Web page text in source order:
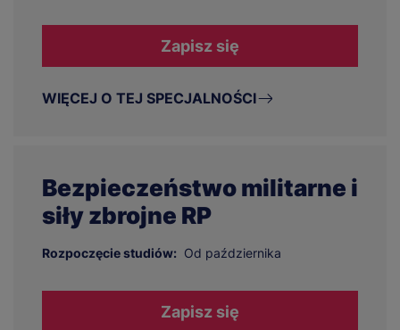
Zapisz się
WIĘCEJ O TEJ SPECJALNOŚCI
Bezpieczeństwo militarne i
siły zbrojne RP
Rozpoczęcie studiów: Od października
Zapisz się